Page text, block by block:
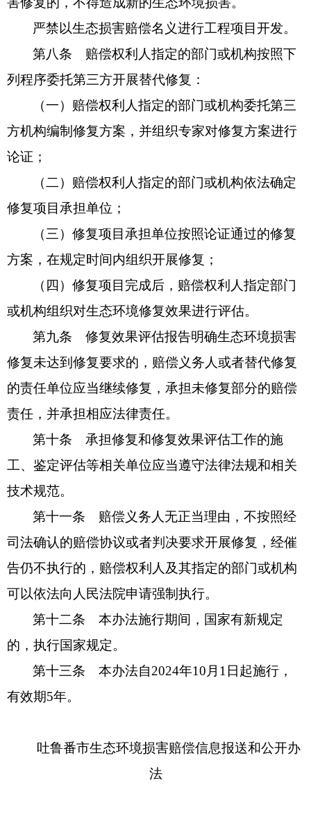
严禁以生态损害赔偿名义进行工程项目开发。
第八条 赔偿权利人指定的部门或机构按照下
列程序委托第三方开展替代修复：
（一）赔偿权利人指定的部门或机构委托第三
方机构编制修复方案，并组织专家对修复方案进行
论证；
（二）赔偿权利人指定的部门或机构依法确定
修复项目承担单位；
（三）修复项目承担单位按照论证通过的修复
方案，在规定时间内组织开展修复；
（四）修复项目完成后，赔偿权利人指定部门
或机构组织对生态环境修复效果进行评估。
第九条 修复效果评估报告明确生态环境损害
修复未达到修复要求的，赔偿义务人或者替代修复
的责任单位应当继续修复，承担未修复部分的赔偿
责任，并承担相应法律责任。
第十条 承担修复和修复效果评估工作的施
工、鉴定评估等相关单位应当遵守法律法规和相关
技术规范。
第十一条 赔偿义务人无正当理由，不按照经
司法确认的赔偿协议或者判决要求开展修复，经催
告仍不执行的，赔偿权利人及其指定的部门或机构
可以依法向人民法院申请强制执行。
第十二条 本办法施行期间，国家有新规定
的，执行国家规定。
第十三条 本办法自2024年10月1日起施行，
有效期5年。
吐鲁番市生态环境损害赔偿信息报送和公开办
法